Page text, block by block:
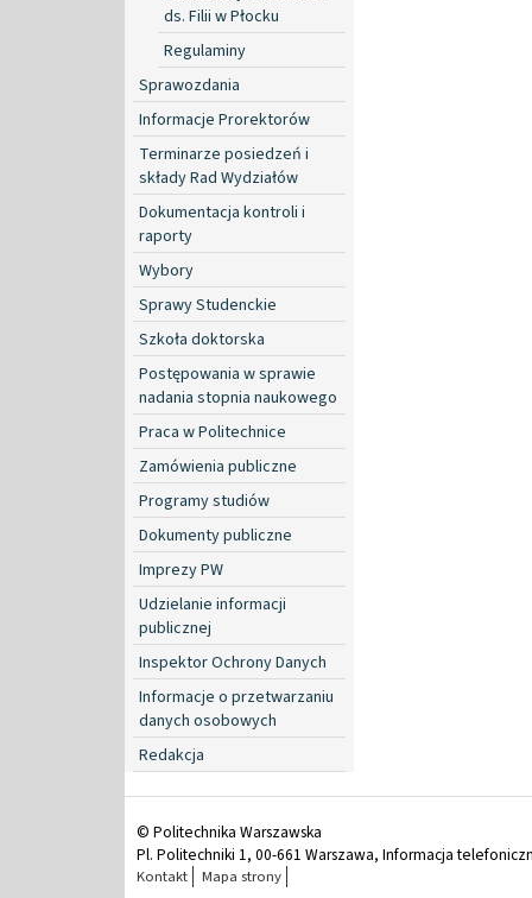
ds. Filii w Płocku
Regulaminy
Sprawozdania
Informacje Prorektorów
Terminarze posiedzeń i
składy Rad Wydziałów
Dokumentacja kontroli i
raporty
Wybory
Sprawy Studenckie
Szkoła doktorska
Postępowania w sprawie
nadania stopnia naukowego
Praca w Politechnice
Zamówienia publiczne
Programy studiów
Dokumenty publiczne
Imprezy PW
Udzielanie informacji
publicznej
Inspektor Ochrony Danych
Informacje o przetwarzaniu
danych osobowych
Redakcja
© Politechnika Warszawska
Pl. Politechniki 1, 00-661 Warszawa, Informacja
Kontakt Mapa strony